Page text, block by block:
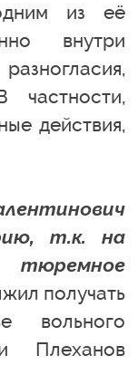
из её
внутри
действия,
т.к. на
получать
вольного
Плеханов